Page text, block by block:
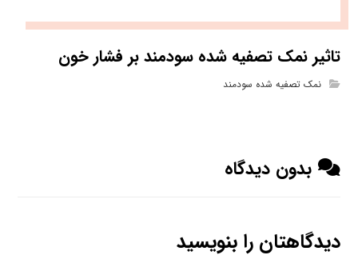
تاثیر نمک تصفیه شده سودمند بر فشار خون
نمک تصفیه شده سودمند
بدون دیدگاه
دیدگاهتان را بنویسید